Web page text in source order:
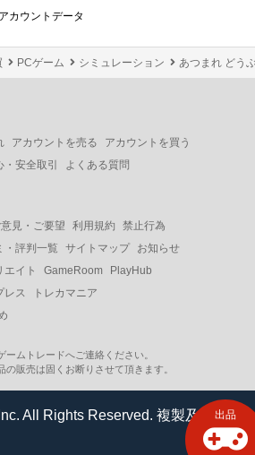
カウントデータ
出品
PCゲーム シミュレーション あつまれ どう
アカウントを売る
アカウントを買う
・安全取引 よくある質問
見・ご要望 利用規約
禁止行為
・評判一覧 サイトマップ
お知らせ
エイト GameRoom
PlayHub
レス
トレカマニア
ムトレードへご連絡ください。
販売は固くお断りさせて頂きます。
All Rights Reserved. 複製及び無